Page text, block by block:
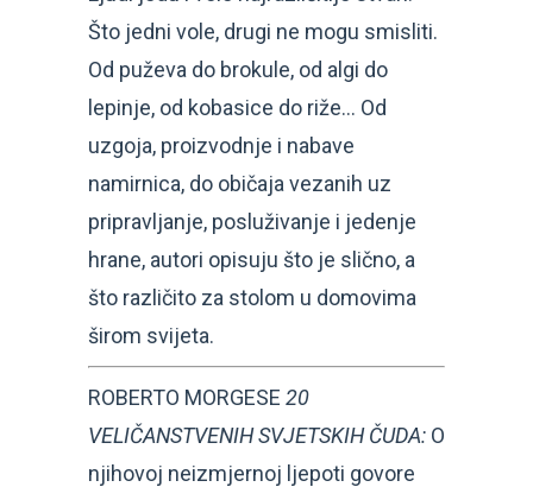
Što jedni vole, drugi ne mogu smisliti.
Od puževa do brokule, od algi do
lepinje, od kobasice do riže… Od
uzgoja, proizvodnje i nabave
namirnica, do običaja vezanih uz
pripravljanje, posluživanje i jedenje
hrane, autori opisuju što je slično, a
što različito za stolom u domovima
širom svijeta.
ROBERTO MORGESE 20
VELIČANSTVENIH SVJETSKIH ČUDA: O
njihovoj neizmjernoj ljepoti govore